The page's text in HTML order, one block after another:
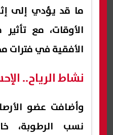
ما قد يؤدي إلى
الأوقات، مع
الأفقية في فترات
نشاط الرياح..
وأضافت عضو
نسب الرطوبة،